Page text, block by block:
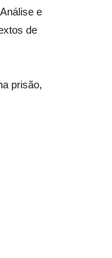
e
de
prisão,